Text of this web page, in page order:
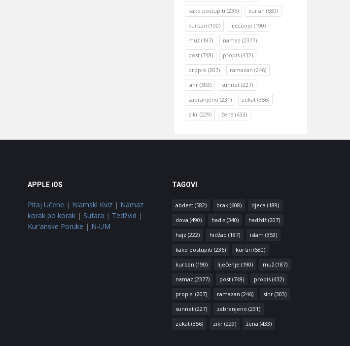
kako postupiti (236) kur'an (580)
kurban (190) liječenje (190)
muž (187) namaz (2377)
post (748) propis (432)
propisi (207) ramazan (246)
sihr (303) sunnet (227)
zabranjeno (231) zekat (356)
zikr (229) žena (433)
APPLE iOS
Pitaj Učene | Islamski Kviz | Namaz
korak po korak | Sufara | Tedžvid |
Kur'anske Poruke | N-UM
TAGOVI
abdest(582) brak(608) djeca (189)
dova (490) hadis(340) hadždž(207)
hajz (222) hidžab (187) islam (353)
kako postupiti (236) kur'an (580)
kurban (190) liječenje (190) muž(187)
namaz (2377) post(748) propis(432)
propisi (207) ramazan (246) sihr(303)
sunnet(227) zabranjeno (231)
zekat(356) zikr(229) žena (433)